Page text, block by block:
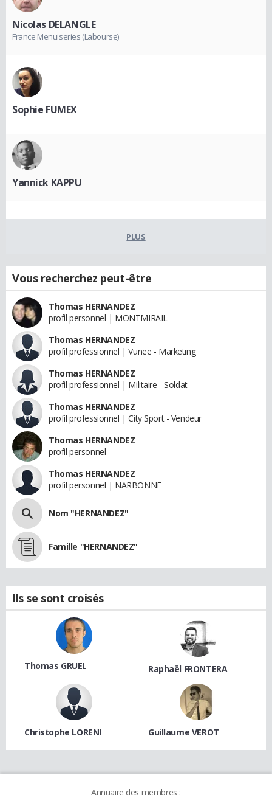
Nicolas DELANGLE
France Menuiseries (Labourse)
Sophie FUMEX
Yannick KAPPU
PLUS
Vous recherchez peut-être
Thomas HERNANDEZ
profil personnel | MONTMIRAIL
Thomas HERNANDEZ
profil professionnel | Vunee - Marketing
Thomas HERNANDEZ
profil professionnel | Militaire - Soldat
Thomas HERNANDEZ
profil professionnel | City Sport - Vendeur
Thomas HERNANDEZ
profil personnel
Thomas HERNANDEZ
profil personnel | NARBONNE
Nom "HERNANDEZ"
Famille "HERNANDEZ"
Ils se sont croisés
Thomas GRUEL Raphaël FRONTERA
Christophe LORENI Guillaume VEROT
Annuaire des membres :